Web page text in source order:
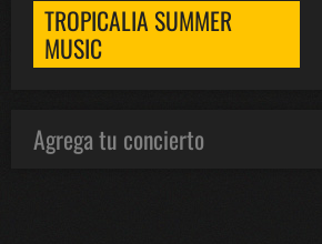
TROPICALIA SUMMER
MUSIC
Agrega tu concierto